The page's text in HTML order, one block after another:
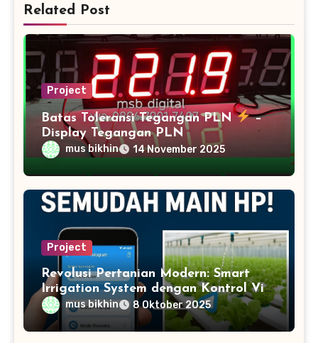
Related Post
Project
Batas Toleransi Tegangan PLN
–
Display Tegangan PLN
mus bikhin 14 November 2025
Project
Revolusi Pertanian Modern: Smart
Irrigation System dengan Kontrol Via
HP mus bikhin 8 Oktober 2025